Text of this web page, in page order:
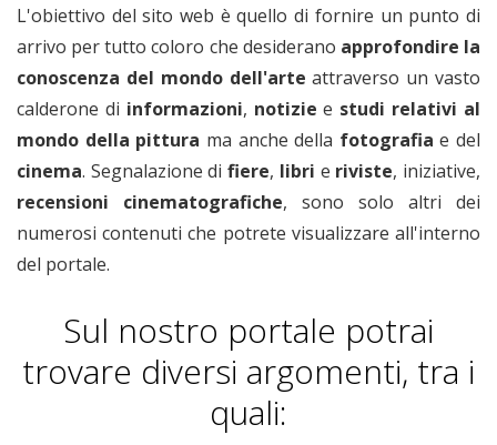
L'obiettivo del sito web è quello di fornire un punto di
arrivo per tutto coloro che desiderano approfondire la
conoscenza del mondo dell'arte attraverso un vasto
calderone di informazioni, notiziee studi relativi al
mondo della pittura ma anche della fotografiae del
cinema. Segnalazione difiere, libri e riviste, iniziative,
recensioni cinematografiche, sono solo altri dei
numerosi contenuti che potrete visualizzare all'interno
del portale.
Sul nostro portale potrai
trovare diversi argomenti, tra i
quali: